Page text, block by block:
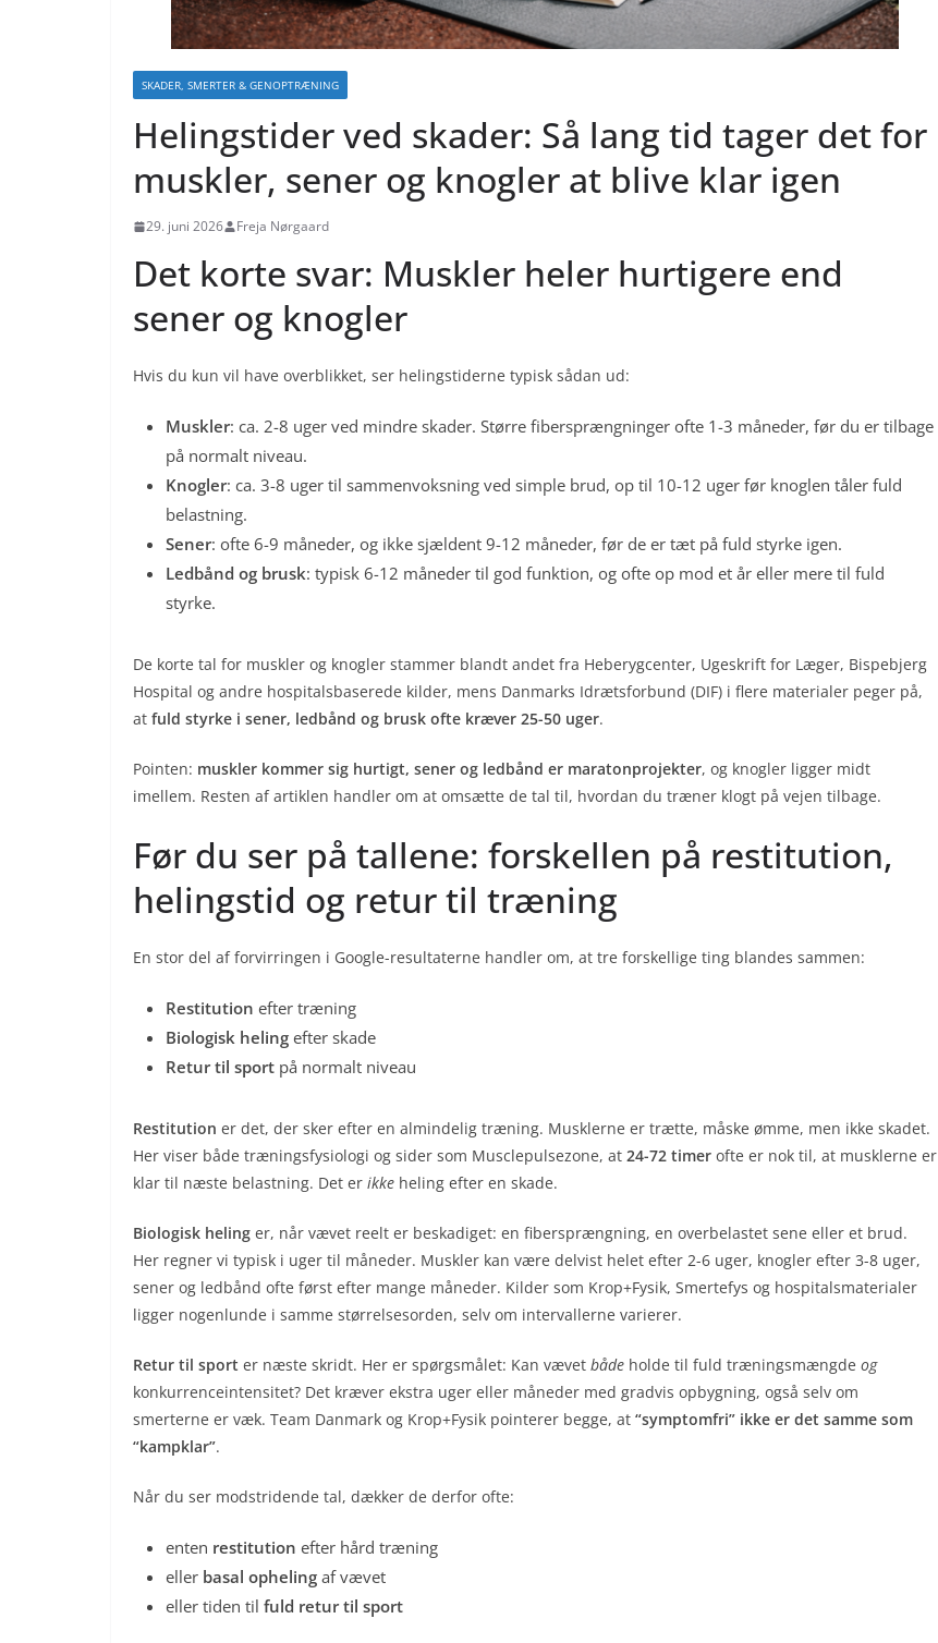
SKADER, SMERTER & GENOPTRÆNING
Helingstider ved skader: Så lang tid tager det for
muskler, sener og knogler at blive klar igen
29. juni 2026 Freja Nørgaard
Det korte svar: Muskler heler hurtigere end
sener og knogler
Hvis du kun vil have overblikket, ser helingstiderne typisk sådan ud:
Muskler: ca. 2-8 uger ved mindre skader. Større fibersprængninger ofte 1-3 måneder, før du er tilbage
på normalt niveau.
Knogler: ca. 3-8 uger til sammenvoksning ved simple brud, op til 10-12 uger før knoglen tåler fuld
belastning.
Sener: ofte 6-9 måneder, og ikke sjældent 9-12 måneder, før de er tæt på fuld styrke igen.
Ledbånd og brusk: typisk 6-12 måneder til god funktion, og ofte op mod et år eller mere til fuld
styrke.
De korte tal for muskler og knogler stammer blandt andet fra Heberygcenter, Ugeskrift for Læger, Bispebjerg
Hospital og andre hospitalsbaserede kilder, mens Danmarks Idrætsforbund (DIF) i flere materialer peger på,
at fuld styrke i sener, ledbånd og brusk ofte kræver 25-50 uger.
Pointen: muskler kommer sig hurtigt, sener og ledbånd er maratonprojekter, og knogler ligger midt
imellem. Resten af artiklen handler om at omsætte de tal til, hvordan du træner klogt på vejen tilbage.
Før du ser på tallene: forskellen på restitution,
helingstid og retur til træning
En stor del af forvirringen i Google-resultaterne handler om, at tre forskellige ting blandes sammen:
Restitution efter træning
Biologisk heling efter skade
Retur til sport på normalt niveau
Restitution er det, der sker efter en almindelig træning. Musklerne er trætte, måske ømme, men ikke skadet.
Her viser både træningsfysiologi og sider som Musclepulsezone, at 24-72 timer ofte er nok til, at musklerne er
klar til næste belastning. Det er ikke heling efter en skade.
Biologisk heling er, når vævet reelt er beskadiget: en fibersprængning, en overbelastet sene eller et brud.
Her regner vi typisk i uger til måneder. Muskler kan være delvist helet efter 2-6 uger, knogler efter 3-8 uger,
sener og ledbånd ofte først efter mange måneder. Kilder som Krop+Fysik, Smertefys og hospitalsmaterialer
ligger nogenlunde i samme størrelsesorden, selv om intervallerne varierer.
Retur til sport er næste skridt. Her er spørgsmålet: Kan vævet både holde til fuld træningsmængde og
konkurrenceintensitet? Det kræver ekstra uger eller måneder med gradvis opbygning, også selv om
smerterne er væk. Team Danmark og Krop+Fysik pointerer begge, at “symptomfri” ikke er det samme som
“kampklar”.
Når du ser modstridende tal, dækker de derfor ofte:
enten restitution efter hård træning
eller basal opheling af vævet
eller tiden til fuld retur til sport